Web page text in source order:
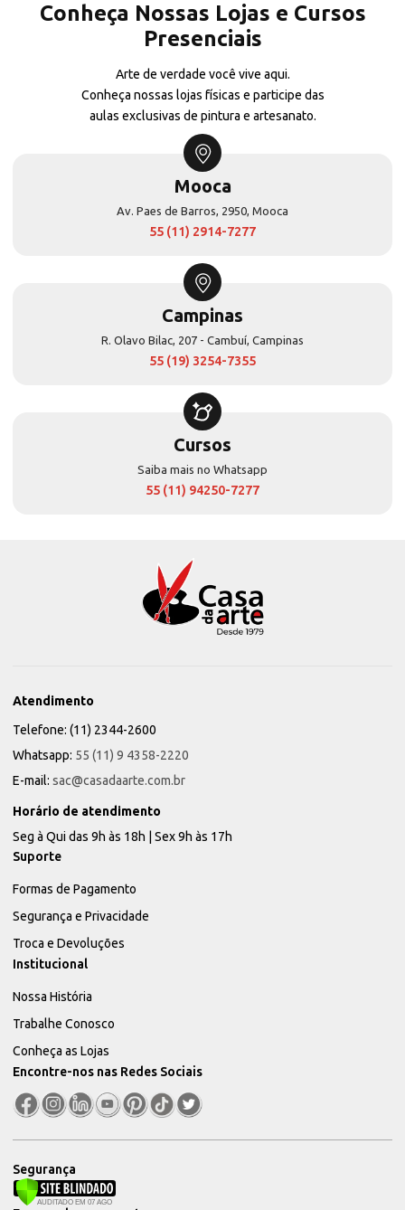
Conheça Nossas Lojas e Cursos
Presenciais
Arte de verdade você vive aqui.
Conheça nossas lojas físicas e participe das
aulas exclusivas de pintura e artesanato.
Mooca
Av. Paes de Barros, 2950, Mooca
55 (11) 2914-7277
Campinas
R. Olavo Bilac, 207 - Cambuí, Campinas
55 (19) 3254-7355
Cursos
Saiba mais no Whatsapp
55 (11) 94250-7277
Atendimento
Telefone: (11) 2344-2600
Whatsapp: 55 (11) 9 4358-2220
E-mail: sac@casadaarte.com.br
Horário de atendimento
Seg à Qui das 9h às 18h | Sex 9h às 17h
Suporte
Formas de Pagamento
Segurança e Privacidade
Troca e Devoluções
Institucional
Nossa História
Trabalhe Conosco
Conheça as Lojas
Encontre-nos nas Redes Sociais
Segurança